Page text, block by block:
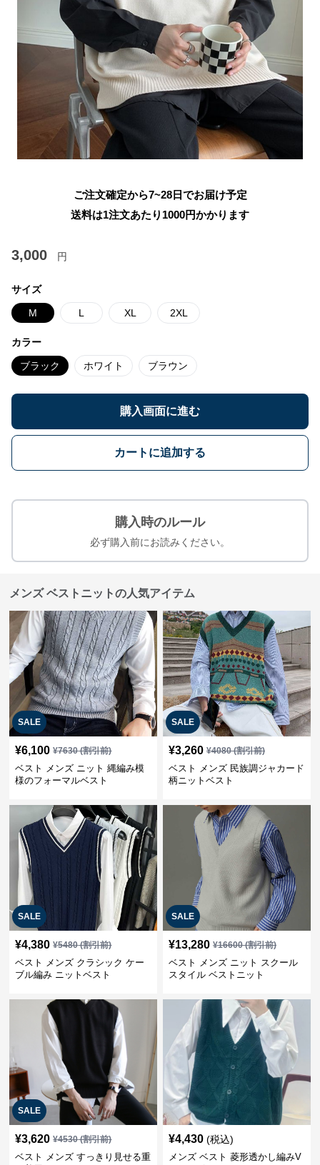
ご注文確定から7~28日でお届け予定
送料は1注文あたり 1000円かかります
3,000 円
サイズ
M L XL 2XL
カラー
ブラック ホワイト ブラウン
購入画面に進む
カートに追加する
購入時のルール
必ず購入前にお読みください。
メンズ ベストニットの人気アイテム
SALE
¥6,100 ¥7630(割引前)
ベスト メンズ ニット 縄編み模
様のフォーマルベスト
SALE
¥3,260 ¥4080(割引前)
ベスト メンズ 民族調ジャカード
柄ニットベスト
SALE
¥4,380 ¥5480(割引前)
ベスト メンズ クラシック ケー
ブル編み ニットベスト
SALE
¥13,280 ¥16600(割引前)
ベスト メンズ ニット スクール
スタイル ベストニット
SALE
¥3,620 ¥4530(割引前)
ベスト メンズ すっきり見せる重
¥4,430 (税込)
メンズ ベスト 菱形透かし編みV